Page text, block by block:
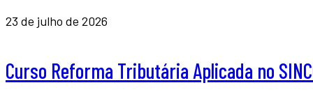
23 de julho de 2026
Curso Reforma Tributária Aplicada no